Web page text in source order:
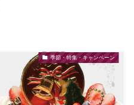
季節・特集・キャンペーン